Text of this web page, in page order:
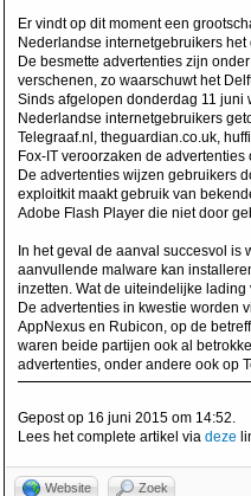
Er vindt op dit moment een
Nederlandse internetgebruikers
De besmette advertenties zijn
verschenen, zo waarschuwt het
Sinds afgelopen donderdag 11 juni
Nederlandse internetgebruikers
Telegraaf.nl, theguardian.co.uk,
Fox-IT veroorzaken de
De advertenties wijzen gebruikers
exploitkit maakt gebruik van
Adobe Flash Player die niet door
In het geval de aanval succesvol
aanvullende malware kan
inzetten. Wat de uiteindelijke
De advertenties in kwestie worden
AppNexus en Rubicon, op de
waren beide partijen ook al
advertenties, onder andere ook op
Gepost op 16 juni 2015 om 14:52.
Lees het complete artikel via deze
Website Zoek